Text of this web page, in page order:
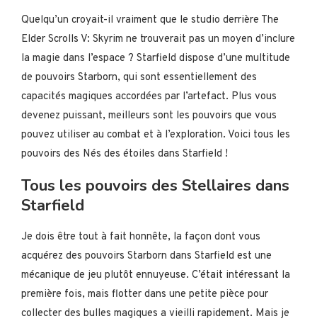
Quelqu’un croyait-il vraiment que le studio derrière The
Elder Scrolls V: Skyrim ne trouverait pas un moyen d’inclure
la magie dans l’espace ? Starfield dispose d’une multitude
de pouvoirs Starborn, qui sont essentiellement des
capacités magiques accordées par l’artefact. Plus vous
devenez puissant, meilleurs sont les pouvoirs que vous
pouvez utiliser au combat et à l’exploration. Voici tous les
pouvoirs des Nés des étoiles dans Starfield !
Tous les pouvoirs des Stellaires dans
Starfield
Je dois être tout à fait honnête, la façon dont vous
acquérez des pouvoirs Starborn dans Starfield est une
mécanique de jeu plutôt ennuyeuse. C’était intéressant la
première fois, mais flotter dans une petite pièce pour
collecter des bulles magiques a vieilli rapidement. Mais je